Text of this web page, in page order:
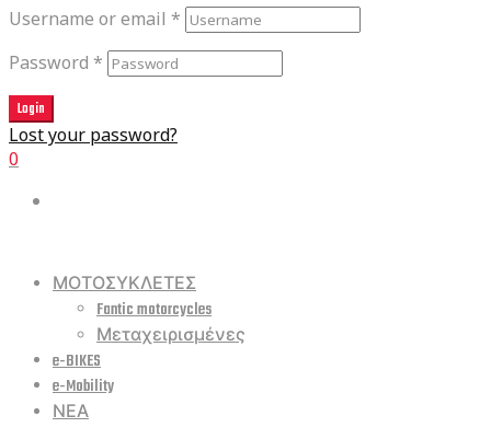
Username or email *
Password *
Login
Lost your password?
0
ΜΟΤΟΣΥΚΛΕΤΕΣ
Fantic motorcycles
Μεταχειρισμένες
e-BIKES
e-Mobility
ΝΕΑ